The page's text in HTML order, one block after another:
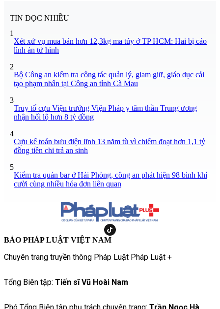
TIN ĐỌC NHIỀU
1
Xét xử vụ mua bán hơn 12,3kg ma túy ở TP HCM: Hai bị cáo
lĩnh án tử hình
2
Bộ Công an kiểm tra công tác quản lý, giam giữ, giáo dục cải
tạo phạm nhân tại Công an tỉnh Cà Mau
3
Truy tố cựu Viện trưởng Viện Pháp y tâm thần Trung ương
nhận hối lộ hơn 8 tỷ đồng
4
Cựu kế toán bưu điện lĩnh 13 năm tù vì chiếm đoạt hơn 1,1 tỷ
đồng tiền chi trả an sinh
5
Kiểm tra quán bar ở Hải Phòng, công an phát hiện 98 bình khí
cười cùng nhiều hóa đơn liên quan
BÁO PHÁP LUẬT VIỆT NAM
Chuyên trang truyền thông Pháp Luật Pháp Luật +
Tổng Biên tập: Tiến sĩ Vũ Hoài Nam